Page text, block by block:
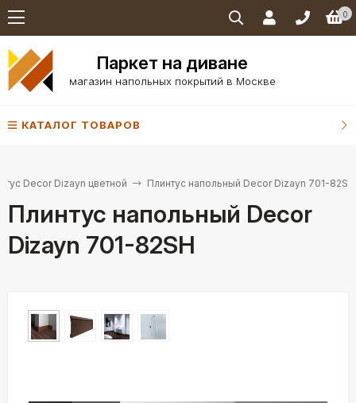
0
Паркет на диване
магазин напольных покрытий в Москве
КАТАЛОГ ТОВАРОВ
Decor Dizayn цветной Плинтус напольный Decor Dizayn 701-82SH
Плинтус напольный Decor
Dizayn 701-82SH